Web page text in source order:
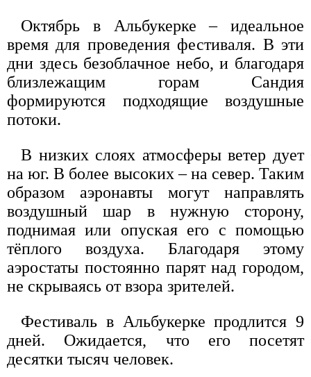
Октябрь в Альбукерке – идеальное
время для проведения фестиваля. В эти
дни здесь безоблачное небо, и благодаря
близлежащим горам Сандия
формируются подходящие воздушные
потоки.
В низких слоях атмосферы ветер дует
на юг. В более высоких – на север. Таким
образом аэронавты могут направлять
воздушный шар в нужную сторону,
поднимая или опуская его с помощью
тёплого воздуха. Благодаря этому
аэростаты постоянно парят над городом,
не скрываясь от взора зрителей.
Фестиваль в Альбукерке продлится 9
дней. Ожидается, что его посетят
десятки тысяч человек.